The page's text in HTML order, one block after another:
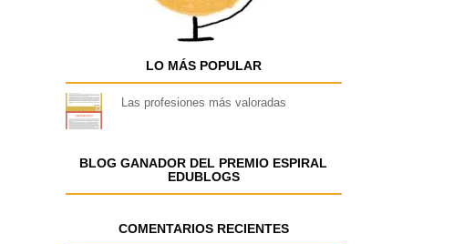
LO MÁS POPULAR
Las profesiones más valoradas
BLOG GANADOR DEL PREMIO ESPIRAL
EDUBLOGS
COMENTARIOS RECIENTES